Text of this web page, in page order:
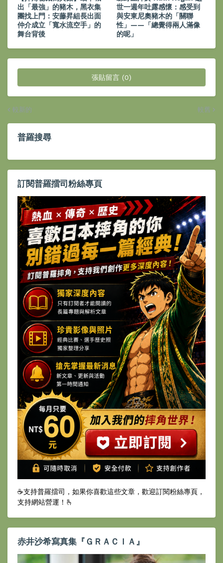
出「最強」的豬木，黑衣集
團找上門：安藤昇組長出面
仲介成立「寬水流空手」的
舞台背後
世一週年吐露感懷：感受到
與安東尼奧豬木的「關聯
性」——「總覺得兩人滿像
的呢」
張貼留言 (0)
較新的 較舊
普羅搜尋
訂閱普羅擂司粉絲專頁
☕️支持普羅擂司，如果你喜歡這些文章，歡迎訂閱粉絲專頁，
支持網站營運！🫰
赤井沙希寫真集『ＧＲＡＣＩＡ』